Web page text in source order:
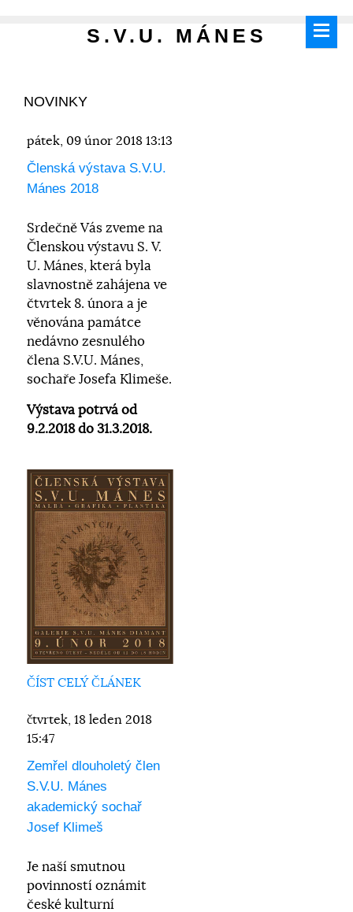
S.V.U. MÁNES
NOVINKY
pátek, 09 únor 2018 13:13
Členská výstava S.V.U.
Mánes 2018
Srdečně Vás zveme na
Členskou výstavu S. V.
U. Mánes, která byla
slavnostně zahájena ve
čtvrtek 8. února a je
věnována památce
nedávno zesnulého
člena S.V.U. Mánes,
sochaře Josefa Klimeše.
Výstava potrvá od
9.2.2018 do 31.3.2018.
ČÍST CELÝ ČLÁNEK
čtvrtek, 18 leden 2018
15:47
Zemřel dlouholetý člen
S.V.U. Mánes
akademický sochař
Josef Klimeš
Je naší smutnou
povinností oznámit
české kulturní